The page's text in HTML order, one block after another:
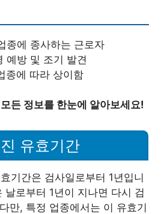
종에 종사하는 근로자
예방 및 조기 발견
종에 따라 상이함
든 정보를 한눈에 알아보세요!
유효기간
기간은 검사일로부터 1년입니
날로부터 1년이 지나면 다시 검
만, 특정 업종에서는 이 유효기